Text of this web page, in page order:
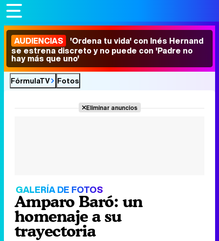
AUDIENCIAS 'Ordena tu vida' con Inés Hernand
se estrena discreto y no puede con 'Padre no
hay más que uno'
FórmulaTV Fotos
Eliminar anuncios
GALERÍA DE FOTOS
Amparo Baró: un
homenaje a su
trayectoria